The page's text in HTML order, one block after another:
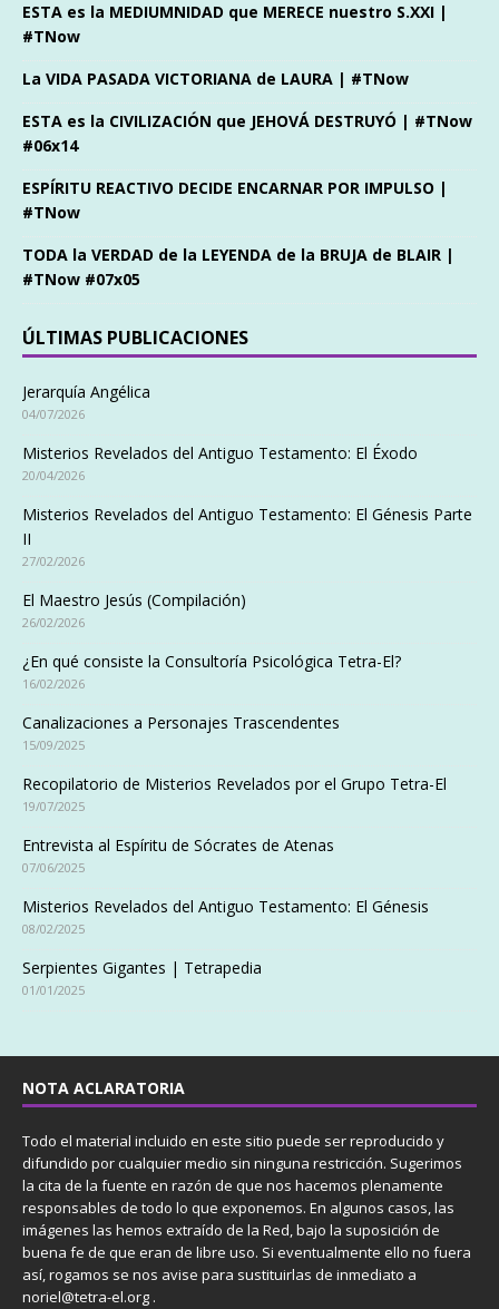
ESTA es la MEDIUMNIDAD que MERECE nuestro S.XXI |
#TNow
La VIDA PASADA VICTORIANA de LAURA | #TNow
ESTA es la CIVILIZACIÓN que JEHOVÁ DESTRUYÓ | #TNow
#06x14
ESPÍRITU REACTIVO DECIDE ENCARNAR POR IMPULSO |
#TNow
TODA la VERDAD de la LEYENDA de la BRUJA de BLAIR |
#TNow #07x05
ÚLTIMAS PUBLICACIONES
Jerarquía Angélica
04/07/2026
Misterios Revelados del Antiguo Testamento: El Éxodo
20/04/2026
Misterios Revelados del Antiguo Testamento: El Génesis Parte
II
27/02/2026
El Maestro Jesús (Compilación)
26/02/2026
¿En qué consiste la Consultoría Psicológica Tetra-El?
16/02/2026
Canalizaciones a Personajes Trascendentes
15/09/2025
Recopilatorio de Misterios Revelados por el Grupo Tetra-El
19/07/2025
Entrevista al Espíritu de Sócrates de Atenas
07/06/2025
Misterios Revelados del Antiguo Testamento: El Génesis
08/02/2025
Serpientes Gigantes | Tetrapedia
01/01/2025
NOTA ACLARATORIA
Todo el material incluido en este sitio puede ser reproducido y
difundido por cualquier medio sin ninguna restricción. Sugerimos
la cita de la fuente en razón de que nos hacemos plenamente
responsables de todo lo que exponemos. En algunos casos, las
imágenes las hemos extraído de la Red, bajo la suposición de
buena fe de que eran de libre uso. Si eventualmente ello no fuera
así, rogamos se nos avise para sustituirlas de inmediato a
noriel@tetra-el.org .